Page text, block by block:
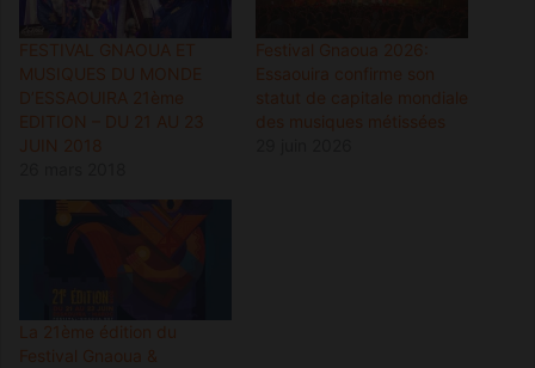
FESTIVAL GNAOUA ET
MUSIQUES DU MONDE
D’ESSAOUIRA 21ème
EDITION – DU 21 AU 23
JUIN 2018
Festival Gnaoua 2026:
Essaouira confirme son
statut de capitale mondiale
des musiques métissées
La 21ème édition du
Festival Gnaoua &